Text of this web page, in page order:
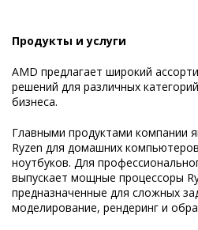
Продукты и услуги
AMD предлагает широкий
решений для различных
бизнеса.
Главными продуктами компании
Ryzen для домашних
ноутбуков. Для
выпускает мощные процессоры
предназначенные для сложных
моделирование, рендеринг и